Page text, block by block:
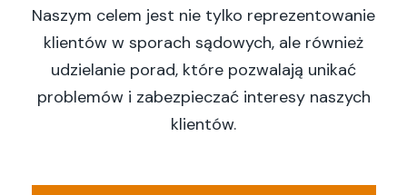
Naszym celem jest nie tylko reprezentowanie
klientów w sporach sądowych, ale również
udzielanie porad, które pozwalają unikać
problemów i zabezpieczać interesy naszych
klientów.